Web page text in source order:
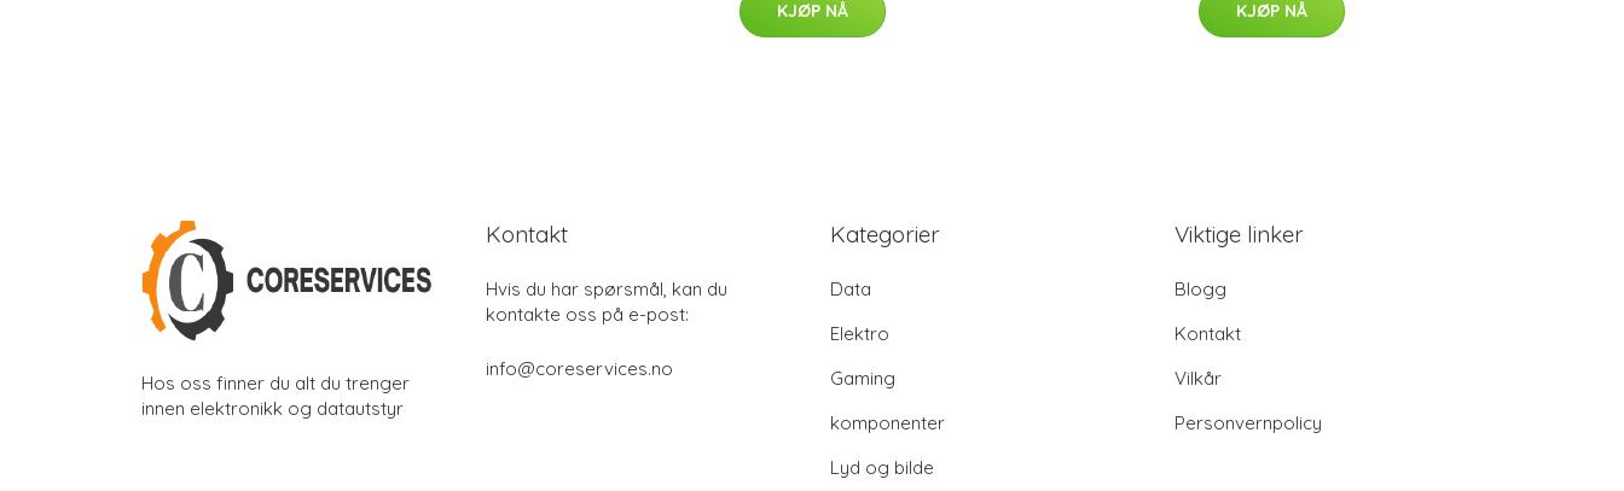
KJØP NÅ KJØP NÅ
Hos oss finner du alt du trenger
innen elektronikk og datautstyr
Kontakt
Hvis du har spørsmål, kan du
kontakte oss på e-post:
info@coreservices.no
Kategorier
Data
Elektro
Gaming
komponenter
Lyd og bilde
Viktige linker
Blogg
Kontakt
Vilkår
Personvernpolicy